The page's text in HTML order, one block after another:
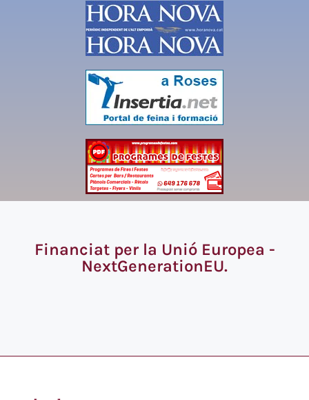
Financiat per la Unió Europea -
NextGenerationEU.